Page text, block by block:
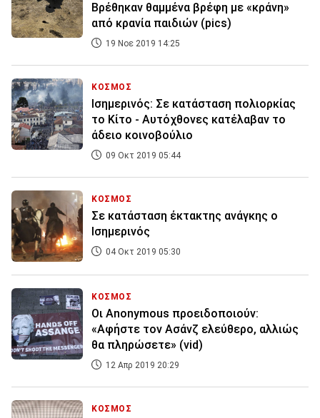
Βρέθηκαν θαμμένα βρέφη με «κράνη»
από κρανία παιδιών (pics)
19 Νοε 2019 14:25
ΚΟΣΜΟΣ
Ισημερινός: Σε κατάσταση πολιορκίας
το Κίτο - Αυτόχθονες κατέλαβαν το
άδειο κοινοβούλιο
09 Οκτ 2019 05:44
ΚΟΣΜΟΣ
Σε κατάσταση έκτακτης ανάγκης ο
Ισημερινός
04 Οκτ 2019 05:30
ΚΟΣΜΟΣ
Οι Anonymous προειδοποιούν:
«Αφήστε τον Ασάνζ ελεύθερο, αλλιώς
θα πληρώσετε» (vid)
12 Απρ 2019 20:29
ΚΟΣΜΟΣ